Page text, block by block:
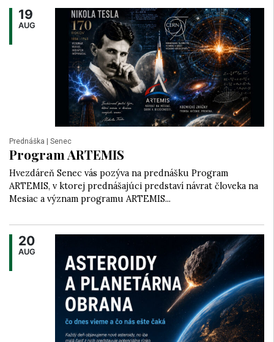
19
AUG
Prednáška | Senec
Program ARTEMIS
Hvezdáreň Senec vás pozýva na prednášku Program
ARTEMIS, v ktorej prednášajúci predstaví návrat človeka na
Mesiac a význam programu ARTEMIS...
20
AUG